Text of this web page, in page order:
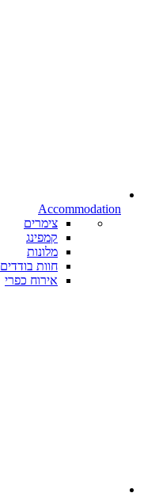
Accommodation
צימרים
קמפינג
מלונות
חוות בודדים
אירוח כפרי